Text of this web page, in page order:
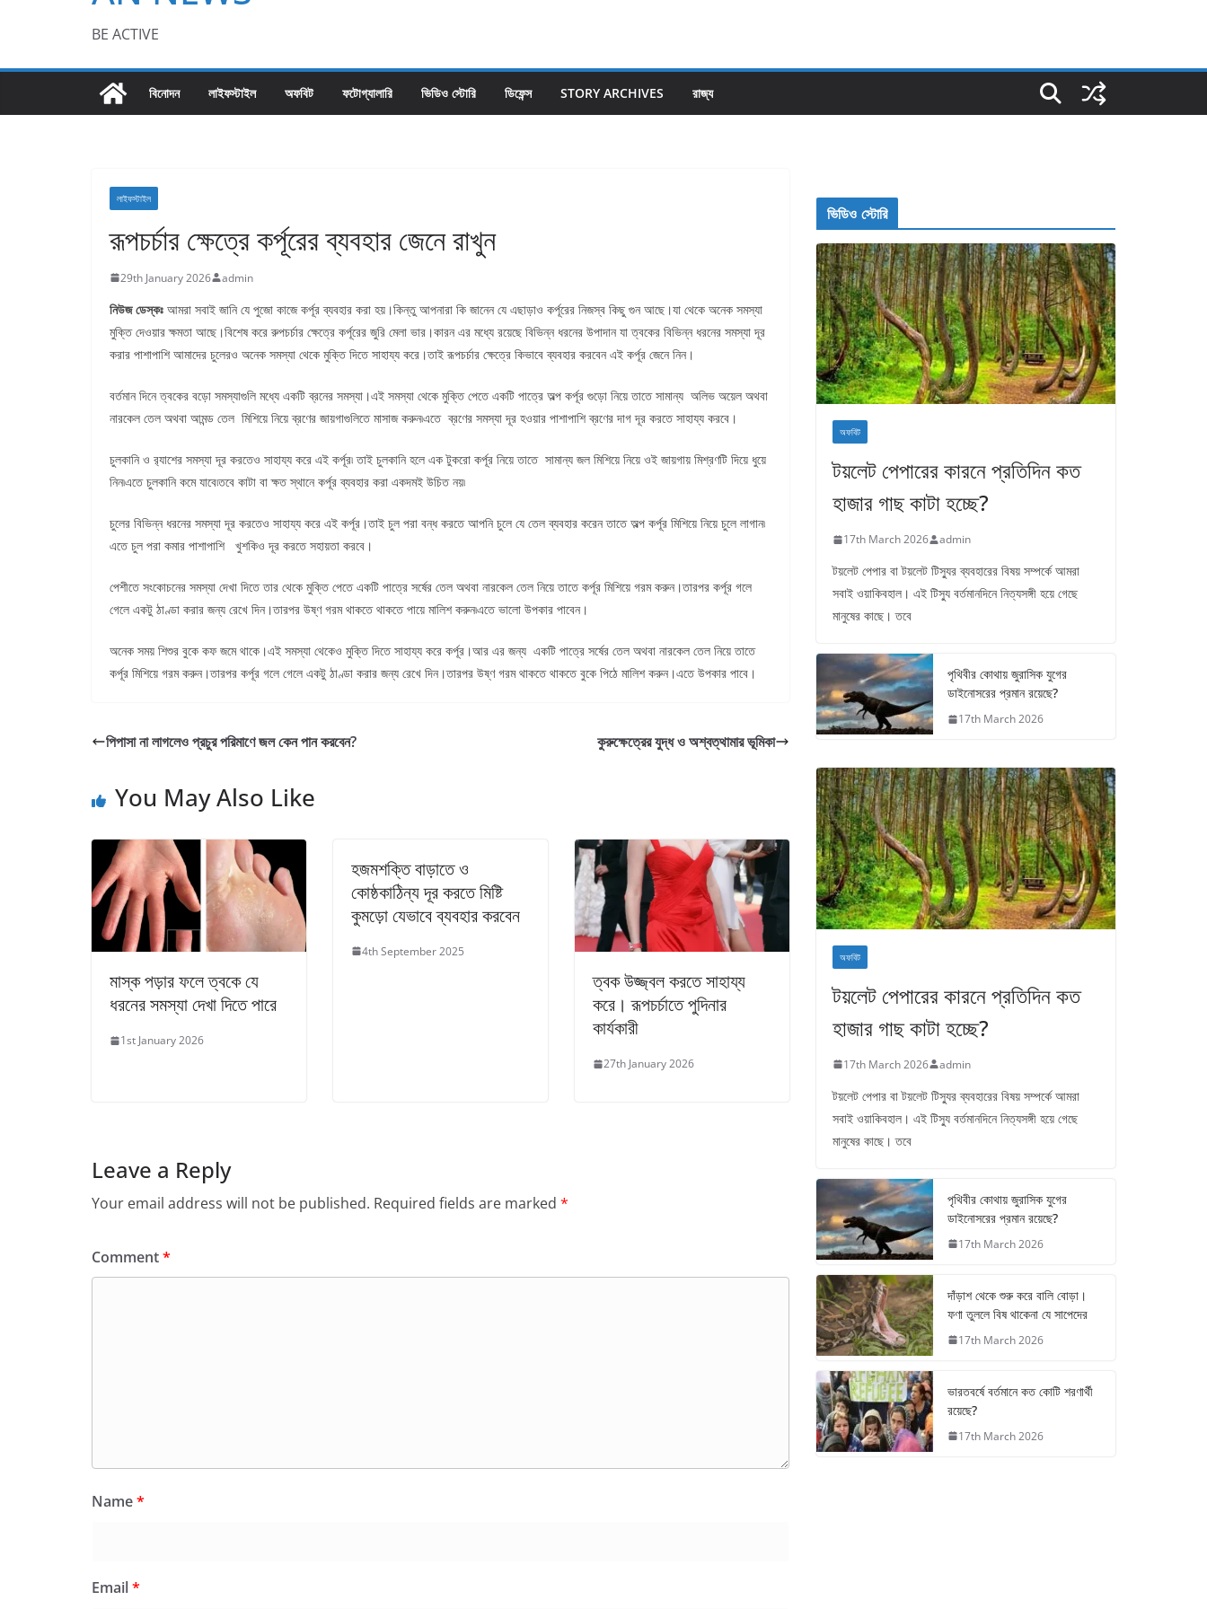
BE ACTIVE
বিনোদন লাইফস্টাইল অফবিট ফটোগ্যালারি ভিডিও স্টোরি ডিফেন্স STORY ARCHIVES রাজ্য
লাইফস্টাইল
রূপচর্চার ক্ষেত্রে কর্পূরের ব্যবহার জেনে রাখুন
29th January 2026 admin
নিউজ ডেস্কঃ আমরা সবাই জানি যে পুজো কাজে কর্পূর ব্যবহার করা হয়।কিন্তু আপনারা কি জানেন যে এছাড়াও কর্পূরের নিজস্ব কিছু গুন আছে।যা থেকে অনেক সমস্যা
মুক্তি দেওয়ার ক্ষমতা আছে।বিশেষ করে রুপচর্চার ক্ষেত্রে কর্পূরের জুরি মেলা ভার।কারন এর মধ্যে রয়েছে বিভিন্ন ধরনের উপাদান যা ত্বকের বিভিন্ন ধরনের সমস্যা দূর
করার পাশাপাশি আমাদের চুলেরও অনেক সমস্যা থেকে মুক্তি দিতে সাহায্য করে।তাই রূপচর্চার ক্ষেত্রে কিভাবে ব্যবহার করবেন এই কর্পূর জেনে নিন।
বর্তমান দিনে ত্বকের বড়ো সমস্যাগুলি মধ্যে একটি ব্রনের সমস্যা।এই সমস্যা থেকে মুক্তি পেতে একটি পাত্রে অল্প কর্পূর গুড়ো নিয়ে তাতে সামান্য অলিভ অয়েল অথবা
নারকেল তেল অথবা আমন্ড তেল মিশিয়ে নিয়ে ব্রণের জায়গাগুলিতে মাসাজ করুন৷এতে ব্রণের সমস্যা দূর হওয়ার পাশাপাশি ব্রণের দাগ দূর করতে সাহায্য করবে।
চুলকানি ও র‍্যাশের সমস্যা দূর করতেও সাহায্য করে এই কর্পূর৷ তাই চুলকানি হলে এক টুকরো কর্পূর নিয়ে তাতে সামান্য জল মিশিয়ে নিয়ে ওই জায়গায় মিশ্রণটি দিয়ে ধুয়ে
নিন৷এতে চুলকানি কমে যাবে৷তবে কাটা বা ক্ষত স্থানে কর্পূর ব্যবহার করা একদমই উচিত নয়৷
চুলের বিভিন্ন ধরনের সমস্যা দূর করতেও সাহায্য করে এই কর্পূর।তাই চুল পরা বন্ধ করতে আপনি চুলে যে তেল ব্যবহার করেন তাতে অল্প কর্পূর মিশিয়ে নিয়ে চুলে লাগান৷
এতে চুল পরা কমার পাশাপাশি খুশকিও দূর করতে সহায়তা করবে।
পেশীতে সংকোচনের সমস্যা দেখা দিতে তার থেকে মুক্তি পেতে একটি পাত্রে সর্ষের তেল অথবা নারকেল তেল নিয়ে তাতে কর্পূর মিশিয়ে গরম করুন।তারপর কর্পূর গলে
গেলে একটু ঠাণ্ডা করার জন্য রেখে দিন।তারপর উষ্ণ গরম থাকতে থাকতে পায়ে মালিশ করুন৷এতে ভালো উপকার পাবেন।
অনেক সময় শিশুর বুকে কফ জমে থাকে।এই সমস্যা থেকেও মুক্তি দিতে সাহায্য করে কর্পূর।আর এর জন্য একটি পাত্রে সর্ষের তেল অথবা নারকেল তেল নিয়ে তাতে
কর্পূর মিশিয়ে গরম করুন।তারপর কর্পূর গলে গেলে একটু ঠাণ্ডা করার জন্য রেখে দিন।তারপর উষ্ণ গরম থাকতে থাকতে বুকে পিঠে মালিশ করুন।এতে উপকার পাবে।
পিপাসা না লাগলেও প্রচুর পরিমাণে জল কেন পান করবেন? কুরুক্ষেত্রের যুদ্ধ ও অশ্বত্থামার ভূমিকা
You May Also Like
মাস্ক পড়ার ফলে ত্বকে যে
ধরনের সমস্যা দেখা দিতে পারে
1st January 2026
হজমশক্তি বাড়াতে ও
কোষ্ঠকাঠিন্য দূর করতে মিষ্টি
কুমড়ো যেভাবে ব্যবহার করবেন
4th September 2025
ত্বক উজ্জ্বল করতে সাহায্য
করে। রূপচর্চাতে পুদিনার
কার্যকারী
27th January 2026
Leave a Reply
Your email address will not be published. Required fields are marked *
Comment*
Name*
Email*
ভিডিও স্টোরি
অফবিট
টয়লেট পেপারের কারনে প্রতিদিন কত
হাজার গাছ কাটা হচ্ছে?
17th March 2026 admin
টয়লেট পেপার বা টয়লেট টিস্যুর ব্যবহারের বিষয় সম্পর্কে আমরা
সবাই ওয়াকিবহাল। এই টিস্যু বর্তমানদিনে নিত্যসঙ্গী হয়ে গেছে
মানুষের কাছে। তবে
পৃথিবীর কোথায় জুরাসিক যুগের
ডাইনোসরের প্রমান রয়েছে?
17th March 2026
অফবিট
টয়লেট পেপারের কারনে প্রতিদিন কত
হাজার গাছ কাটা হচ্ছে?
17th March 2026 admin
টয়লেট পেপার বা টয়লেট টিস্যুর ব্যবহারের বিষয় সম্পর্কে আমরা
সবাই ওয়াকিবহাল। এই টিস্যু বর্তমানদিনে নিত্যসঙ্গী হয়ে গেছে
মানুষের কাছে। তবে
পৃথিবীর কোথায় জুরাসিক যুগের
ডাইনোসরের প্রমান রয়েছে?
17th March 2026
দাঁড়াশ থেকে শুরু করে বালি বোড়া।
ফণা তুললে বিষ থাকেনা যে সাপেদের
17th March 2026
ভারতবর্ষে বর্তমানে কত কোটি শরণার্থী
রয়েছে?
17th March 2026